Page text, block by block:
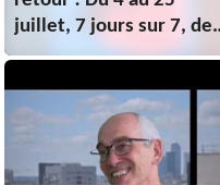
juillet, 7 jours sur 7, de
15h à 20h (21h